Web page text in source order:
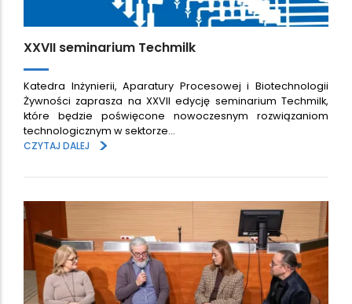
XXVII seminarium Techmilk
Katedra Inżynierii, Aparatury Procesowej i Biotechnologii
Żywności zaprasza na XXVII edycję seminarium Techmilk,
które będzie poświęcone nowoczesnym rozwiązaniom
technologicznym w sektorze…
CZYTAJ DALEJ
>